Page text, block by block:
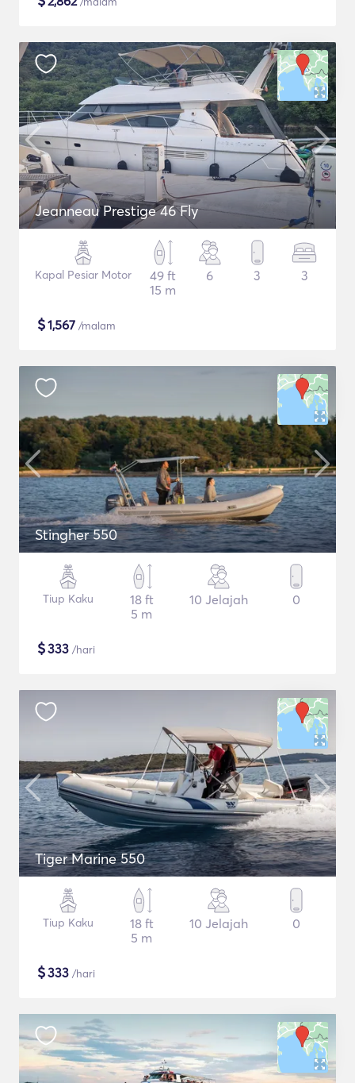
Jeanneau Prestige 46 Fly
Kapal Pesiar Motor
49 ft
15 m
6 3 3
$1,567 /malam
Stingher 550
Tiup Kaku
18 ft
5 m
10 Jelajah 0
$333 /hari
Tiger Marine 550
Tiup Kaku
18 ft
5 m
10 Jelajah 0
$333 /hari